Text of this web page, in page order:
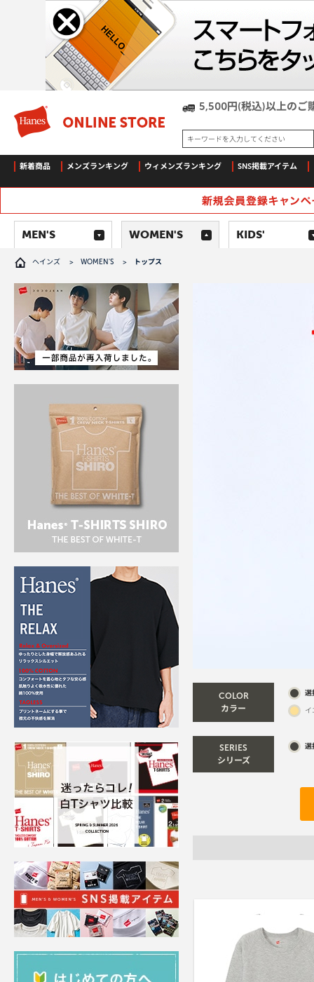
5,500円(税込)以上のご
キーワードを入力してください
新着商品 メンズランキング ウィメンズランキング SNS掲載アイテム
MEN'S WOMEN'S KIDS'
ヘインズ > WOMEN'S > トップス
COLOR
カラー
選
イ
SERIES
シリーズ
選